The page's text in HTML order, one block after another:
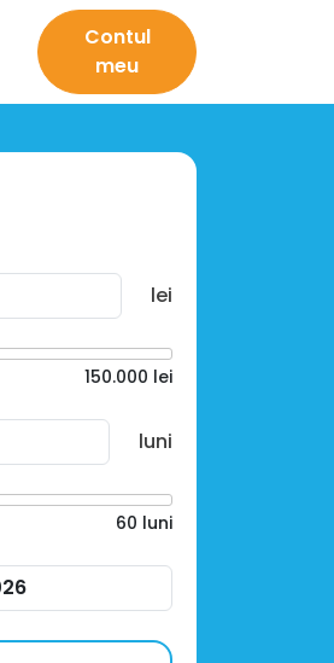
Contul
meu
lei
150.000 lei
luni
60 luni